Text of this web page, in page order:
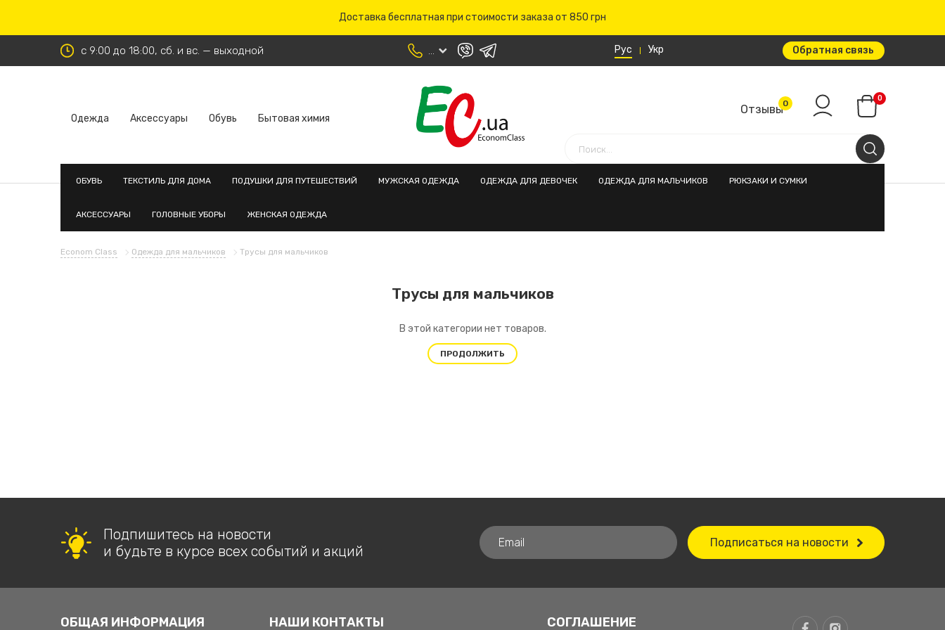
Доставка бесплатная при стоимости заказа от 850 грн
с 9:00 до 18:00, сб. и вс. — выходной ... Рус Укр Обратная связь
Одежда Аксессуары Обувь Бытовая химия
Отзывы0
0
ОБУВЬ ТЕКСТИЛЬ ДЛЯ ДОМА ПОДУШКИ ДЛЯ ПУТЕШЕСТВИЙ МУЖСКАЯ ОДЕЖДА ОДЕЖДА ДЛЯ ДЕВОЧЕК ОДЕЖДА ДЛЯ МАЛЬЧИКОВ РЮКЗАКИ И СУМКИ
АКСЕССУАРЫ ГОЛОВНЫЕ УБОРЫ ЖЕНСКАЯ ОДЕЖДА
Econom Class Одежда для мальчиков Трусы для мальчиков
Трусы для мальчиков
В этой категории нет товаров.
ПРОДОЛЖИТЬ
Подпишитесь на новости
и будьте в курсе всех событий и акций
Подписаться на новости
ОБЩАЯ ИНФОРМАЦИЯ НАШИ КОНТАКТЫ СОГЛАШЕНИЕ